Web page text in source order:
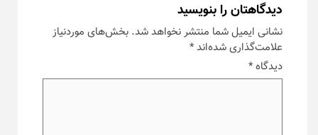
دیدگاهتان را بنویسید
نشانی ایمیل شما منتشر نخواهد شد. بخش‌های موردنیاز
علامت‌گذاری شده‌اند*
دیدگاه*